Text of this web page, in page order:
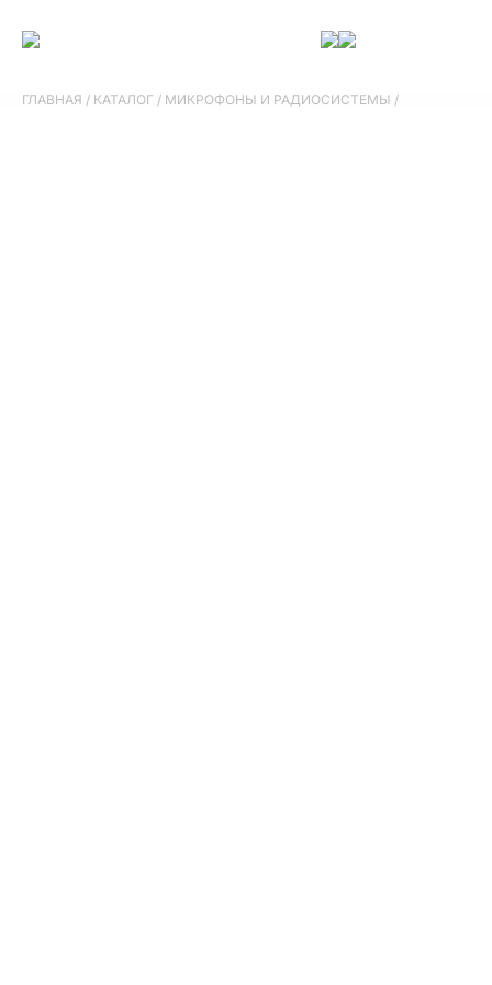
ГЛАВНАЯ / КАТАЛОГ / МИКРОФОНЫ И РАДИОСИСТЕМЫ /